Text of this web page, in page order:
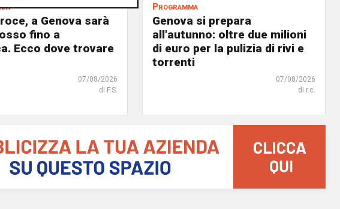
a Genova sarà
fino a
Ecco dove trovare
07/08/2026
di F.S.
Programma
Genova si prepara
all'autunno: oltre due milioni
di euro per la pulizia di rivi e
torrenti
07/08/2026
di r.c.